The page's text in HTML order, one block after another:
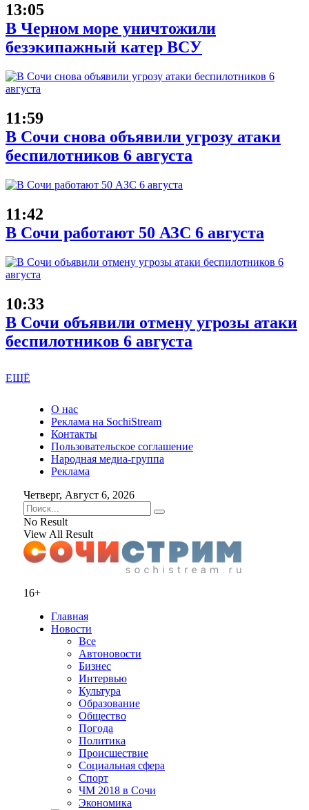
13:05
В Черном море уничтожили
безэкипажный катер ВСУ
11:59
В Сочи снова объявили угрозу атаки
беспилотников 6 августа
11:42
В Сочи работают 50 АЗС 6 августа
10:33
В Сочи объявили отмену угрозы атаки
беспилотников 6 августа
ЕЩЁ
О нас
Реклама на SochiStream
Контакты
Пользовательское соглашение
Народная медиа-группа
Реклама
Четверг, Август 6, 2026
No Result
View All Result
16+
Главная
Новости
Все
Автоновости
Бизнес
Интервью
Культура
Образование
Общество
Погода
Политика
Происшествие
Социальная сфера
Спорт
ЧМ 2018 в Сочи
Экономика